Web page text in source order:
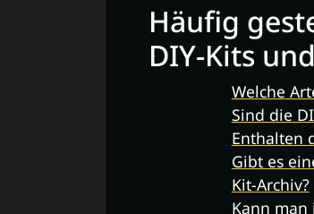
Häufig
DIY-Kits
Welche
Sind die
Enthalten
Gibt es
Kit-Archiv?
Kann man